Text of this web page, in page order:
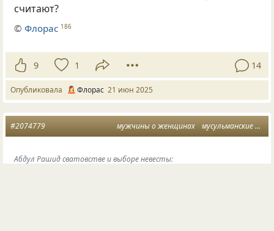
считают?
©Флорас 186
9 1 14
Опубликовала Флорас 21 июн 2025
мужчины о женщинах мусульманские женщины
#2074779
Абдул Рашид сватовстве и выборе невесты: